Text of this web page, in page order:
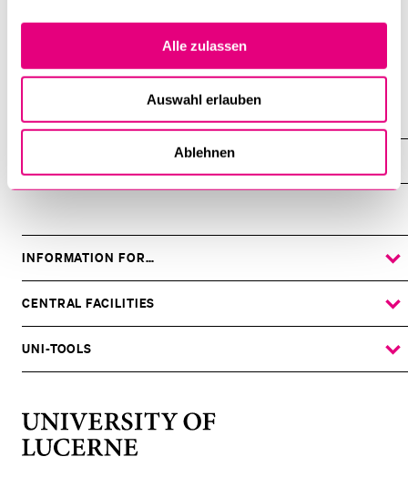
Alle zulassen
Auswahl erlauben
Ablehnen
Events
INFORMATION FOR…
SHOW
THE
SUBMENU
CENTRAL FACILITIES
SHOW
THE
SUBMENU
UNI-TOOLS
SHOW
THE